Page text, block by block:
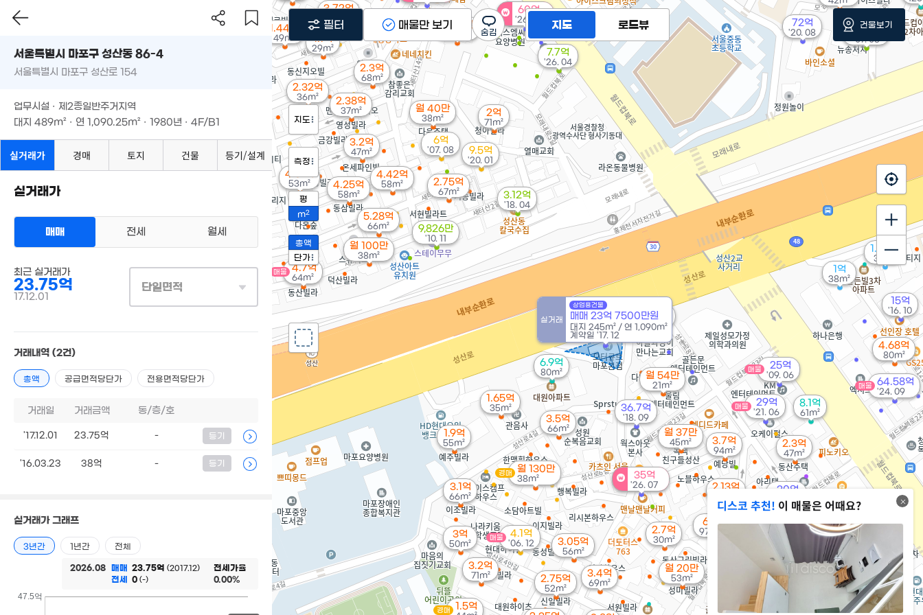
월 130만
38m²
경매
25억
'09. 06
매물
월 40만
38m²
1.5억
경매
64.58억
'24. 09
매물
60억
'26. 07
4.7억
64m²
매물
30억
'22. 01
35억
'26. 07
29억
'21. 06
매물
6.9억
80m²
3억
45m²
4.1억
'06. 12
매물
31m²
월 100만
38m²
2.32억
36m²
월 54만
21m²
3억
50m²
4.68억
80m²
월 40만
3.72억
31m²
6억
97m²
8.1억
61m²
7.7억
'26. 04
1억
38m²
1.23억
34m²
5.28억
66m²
4.25억
58m²
월 37만
45m²
4.51억
53m²
2.38억
37m²
4.42억
58m²
3.4억
69m²
월 85만
1.9억
55m²
2.75억
52m²
월 20만
53m²
3.2억
71m²
3.1억
66m²
2.3억
47m²
1.1억
29m²
2.13억
3.2억
47m²
2.7억
30m²
2.75억
67m²
1.65억
35m²
3.5억
66m²
72억
'20. 08
9.5억
'20. 01
48.4억
'18. 10
36.7억
'18. 09
3.05억
56m²
3.7억
94m²
3.12억
'18. 04
실거래
상업용건물
매매 23억 7500만원
대지 245m² / 연 1,090m²
계약일 '17. 12
2.3억
68m²
15억
'16. 10
2억
71m²
1.44억
49m²
9,826만
'10. 11
6억
'07. 08
5,833만
디스코 추천! 이 매물은 어때요?
지도 로드뷰
지도
측정
평
m2
총액
단가
필터 매물만 보기 건물보기
서울특별시 마포구 성산동 86-4
서울특별시 마포구 성산로 154
업무시설 · 제2종일반주거지역
대지 489m² · 연 1,090.25m² · 1980년 · 4F/B1
실거래가 경매 토지 건물 등기/설계
실거래가
매매 전세 월세
최근 실거래가
23.75억
17.12.01
단일면적
거래내역 (2건)
총액 공급면적당단가 전용면적당단가
거래일 거래금액 동/층/호
'17.12.01 23.75억 - 등기
'16.03.23 38억 - 등기
실거래가 그래프
3년간 1년간 전체
2026.08 매매 23.75억 (2017.12)
전세 0 (-)
전세가율
0.00%
47.5억